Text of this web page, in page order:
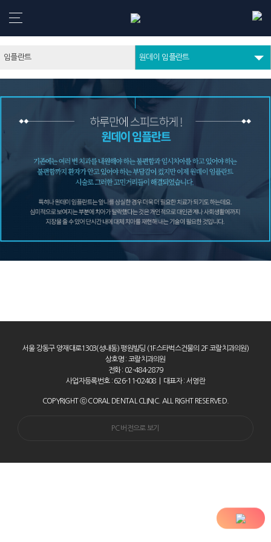
임플란트 원데이 임플란트
서울 강동구 양재대로1303(성내동) 평원빌딩 (1F스타벅스건물의 2F 코랄치과의원)
상호명 : 코랄치과의원
전화 : 02-484-2879
사업자등록번호 : 626-11-02408
대표자 : 서영란
COPYRIGHT ⓒ CORAL DENTAL CLINIC. ALL RIGHT RESERVED.
PC 버전으로 보기